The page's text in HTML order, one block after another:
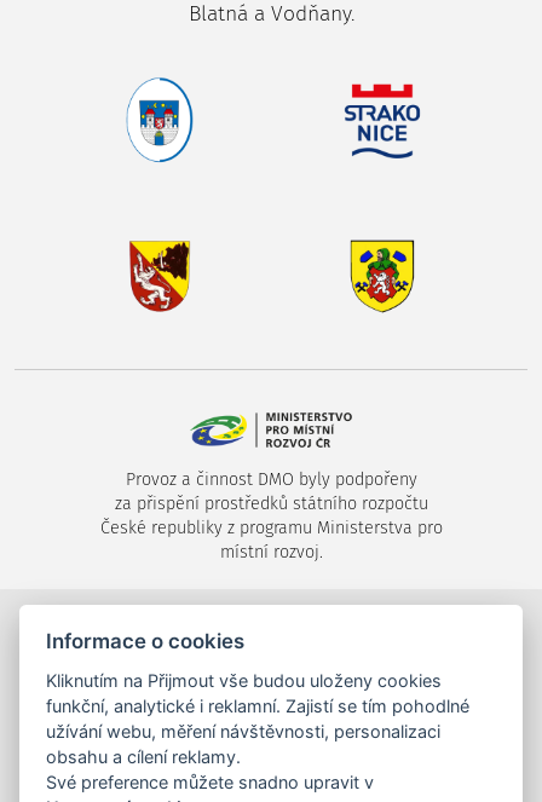
Blatná a Vodňany.
Provoz a činnost DMO byly podpořeny
za přispění prostředků státního rozpočtu
České republiky z programu Ministerstva pro
místní rozvoj.
©2024-2026Destinační společnost Píseckem, s.r.o.
Velké náměstí 1/24, 397 01 Písek,
tel.: +420 725 053 144,info (zavináč) piseckem.cz
Informace o cookies
Kliknutím na Přijmout vše budou uloženy cookies
funkční, analytické i reklamní. Zajistí se tím pohodlné
užívání webu, měření návštěvnosti, personalizaci
obsahu a cílení reklamy.
Své preference můžete snadno upravit v